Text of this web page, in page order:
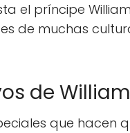
el príncipe
de muchas
de William
que hacen